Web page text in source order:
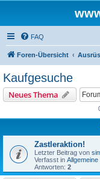
FAQ
Foren-Übersicht
Kaufgesuche
Neues Thema
Zastleraktion!
Letzter Beitrag von
Verfasst in
Antworten: 2